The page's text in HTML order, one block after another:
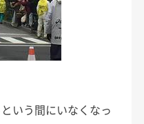
いう間にいなくなっ